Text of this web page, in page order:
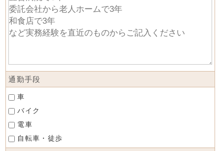
通勤手段
車
バイク
電車
自転車・徒歩